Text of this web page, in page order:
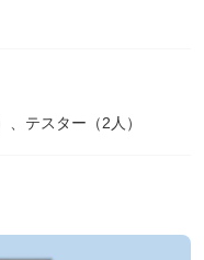
テスター（2人）